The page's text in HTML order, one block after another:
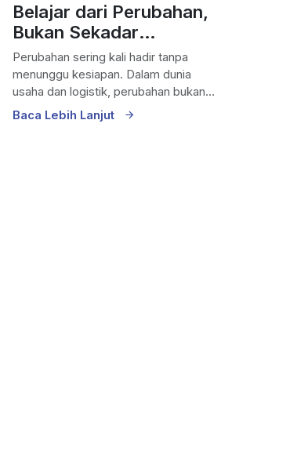
Belajar dari Perubahan,
Bukan Sekadar
Bertahan
Perubahan sering kali hadir tanpa
menunggu kesiapan. Dalam dunia
usaha dan logistik, perubahan bukan
lagi sebuah...
Baca Lebih Lanjut